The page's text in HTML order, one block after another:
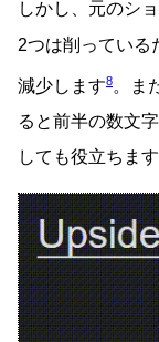
しかし、元のシ
2つは削っている
減少します8。ま
ると前半の数文
しても役立ちます